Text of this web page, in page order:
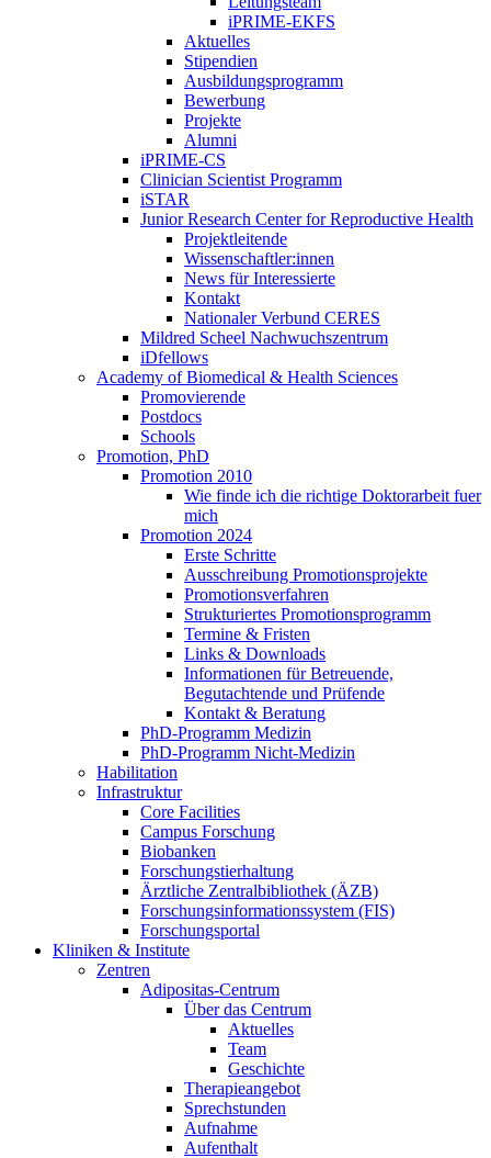
iPRIME-EKFS
Aktuelles
Stipendien
Ausbildungsprogramm
Bewerbung
Projekte
Alumni
iPRIME-CS
Clinician Scientist Programm
iSTAR
Junior Research Center for Reproductive Health
Projektleitende
Wissenschaftler:innen
News für Interessierte
Kontakt
Nationaler Verbund CERES
Mildred Scheel Nachwuchszentrum
iDfellows
Academy of Biomedical & Health Sciences
Promovierende
Postdocs
Schools
Promotion, PhD
Promotion 2010
Wie finde ich die richtige Doktorarbeit fuer
mich
Promotion 2024
Erste Schritte
Ausschreibung Promotionsprojekte
Promotionsverfahren
Strukturiertes Promotionsprogramm
Termine & Fristen
Links & Downloads
Informationen für Betreuende,
Begutachtende und Prüfende
Kontakt & Beratung
PhD-Programm Medizin
PhD-Programm Nicht-Medizin
Habilitation
Infrastruktur
Core Facilities
Campus Forschung
Biobanken
Forschungstierhaltung
Ärztliche Zentralbibliothek (ÄZB)
Forschungsinformationssystem (FIS)
Forschungsportal
Kliniken & Institute
Zentren
Adipositas-Centrum
Über das Centrum
Aktuelles
Team
Geschichte
Therapieangebot
Sprechstunden
Aufnahme
Aufenthalt